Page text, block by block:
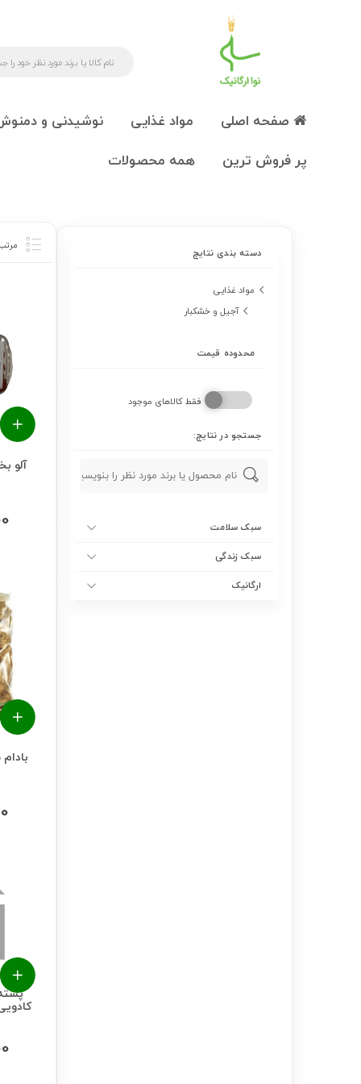
صفحه اصلی مواد غذایی نوشیدنی و
پر فروش ترین
همه محصولات
دسته بندی نتایج
مواد غذایی
آجیل و خشکبار
محدوده قیمت
فقط کالاهای موجود
جستجو در نتایج:
سبک سلامت
سبک زندگی
ارگانیک
کادویی